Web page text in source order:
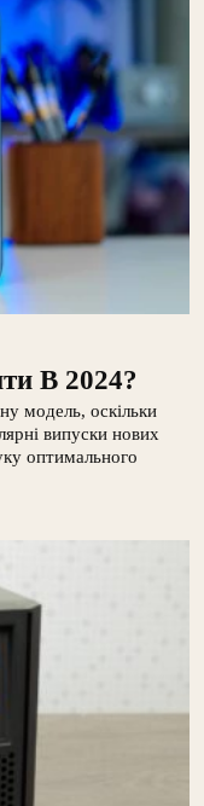
В 2024?
модель, оскільки
випуски нових
оптимального